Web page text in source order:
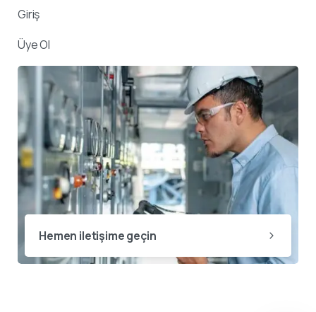
Giriş
Üye Ol
Hemen iletişime geçin